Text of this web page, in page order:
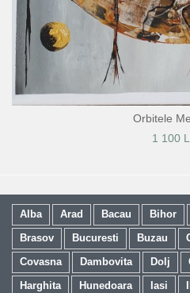
Orbitele
1 100
Alba Arad Bacau Bihor
Brasov
Bucuresti Buzau
Covasna
Dambovita Dolj
Harghita
Hunedoara Iasi